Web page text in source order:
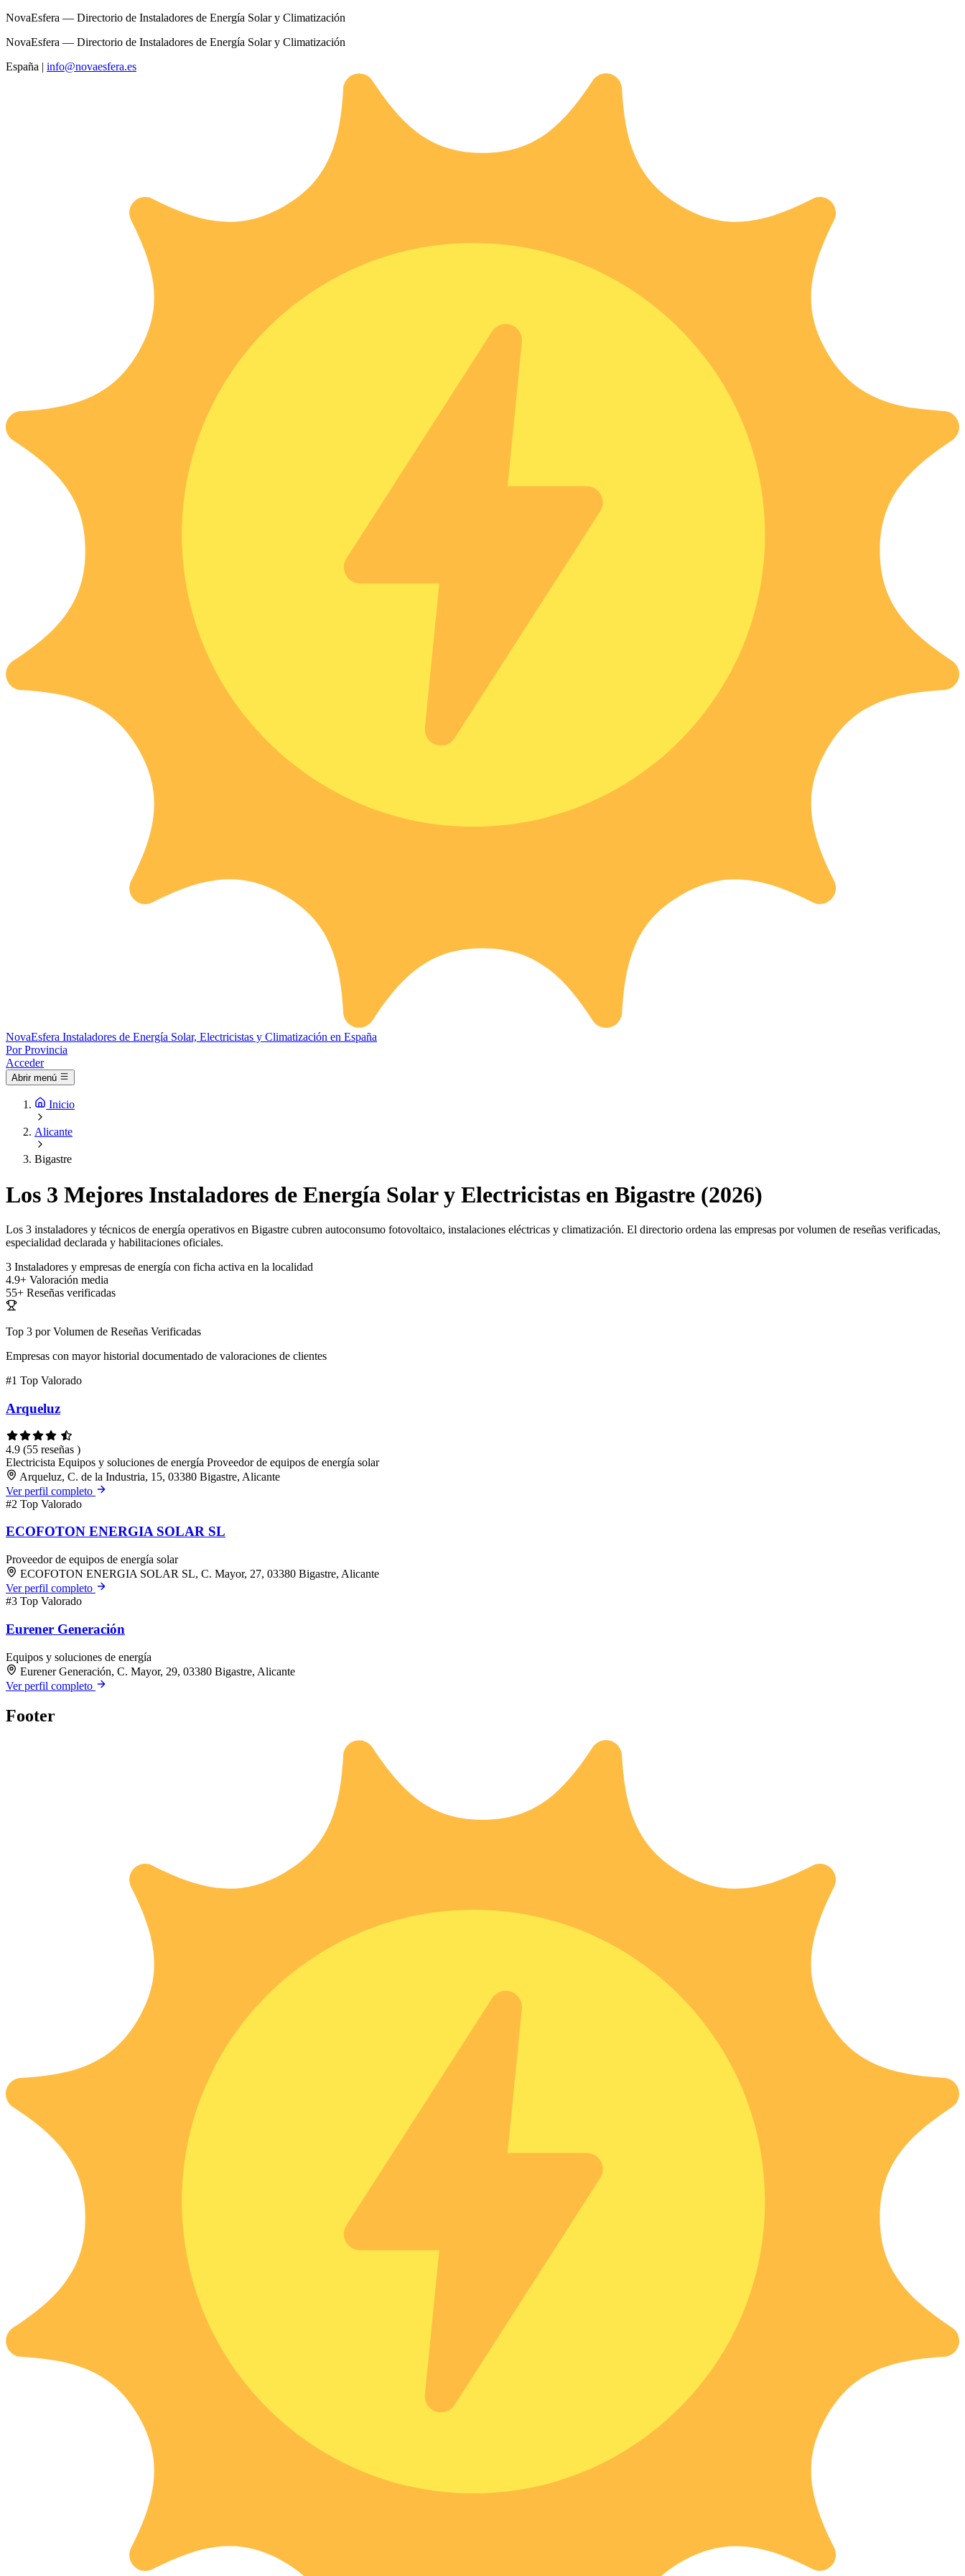
NovaEsfera — Directorio de Instaladores de Energía Solar y Climatización
NovaEsfera — Directorio de Instaladores de Energía Solar y Climatización
España | info@novaesfera.es
NovaEsfera Instaladores de Energía Solar, Electricistas y Climatización en España
Por Provincia
Acceder
Abrir menú
Inicio
Alicante
Bigastre
Los 3 Mejores Instaladores de Energía Solar y Electricistas en Bigastre (2026)
Los 3 instaladores y técnicos de energía operativos en Bigastre cubren autoconsumo fotovoltaico, instalaciones eléctricas y climatización. El directorio ordena las empresas por volumen de reseñas verificadas,
especialidad declarada y habilitaciones oficiales.
3 Instaladores y empresas de energía con ficha activa en la localidad
4.9+ Valoración media
55+ Reseñas verificadas
Top 3 por Volumen de Reseñas Verificadas
Empresas con mayor historial documentado de valoraciones de clientes
#1 Top Valorado
Arqueluz
4.9 (55 reseñas )
Electricista Equipos y soluciones de energía Proveedor de equipos de energía solar
Arqueluz, C. de la Industria, 15, 03380 Bigastre, Alicante
Ver perfil completo
#2 Top Valorado
ECOFOTON ENERGIA SOLAR SL
Proveedor de equipos de energía solar
ECOFOTON ENERGIA SOLAR SL, C. Mayor, 27, 03380 Bigastre, Alicante
Ver perfil completo
#3 Top Valorado
Eurener Generación
Equipos y soluciones de energía
Eurener Generación, C. Mayor, 29, 03380 Bigastre, Alicante
Ver perfil completo
Footer